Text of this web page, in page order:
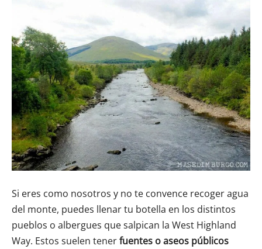
Si eres como nosotros y no te convence recoger agua
del monte, puedes llenar tu botella en los distintos
pueblos o albergues que salpican la West Highland
Way. Estos suelen tenerfuentes oaseos públicos